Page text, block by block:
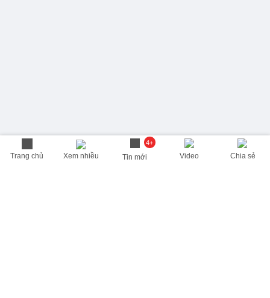
Trang chủ Xem nhiều
4+
Tin mới Video Chia sẻ